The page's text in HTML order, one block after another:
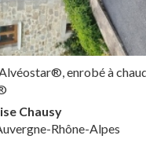
enrobé à
Chausy
Rhône-Alpes